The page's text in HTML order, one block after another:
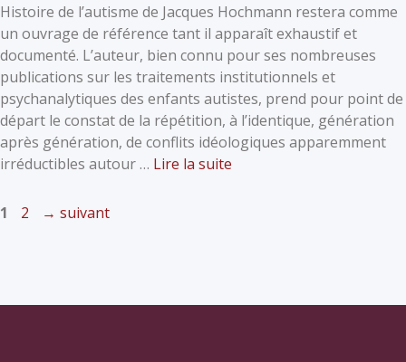
Histoire de l’autisme de Jacques Hochmann restera comme
un ouvrage de référence tant il apparaît exhaustif et
documenté. L’auteur, bien connu pour ses nombreuses
publications sur les traitements institutionnels et
psychanalytiques des enfants autistes, prend pour point de
départ le constat de la répétition, à l’identique, génération
après génération, de conflits idéologiques apparemment
irréductibles autour … Lire la suite
1 2 → suivant